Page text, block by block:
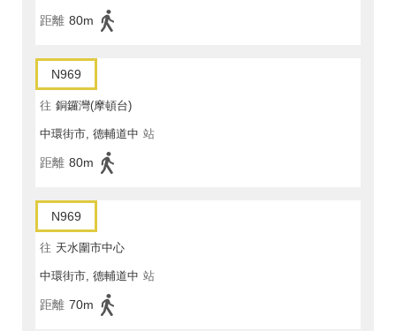
距離 80m
N969
往 銅鑼灣(摩頓台)
中環街市, 德輔道中 站
距離 80m
N969
往 天水圍市中心
中環街市, 德輔道中 站
距離 70m